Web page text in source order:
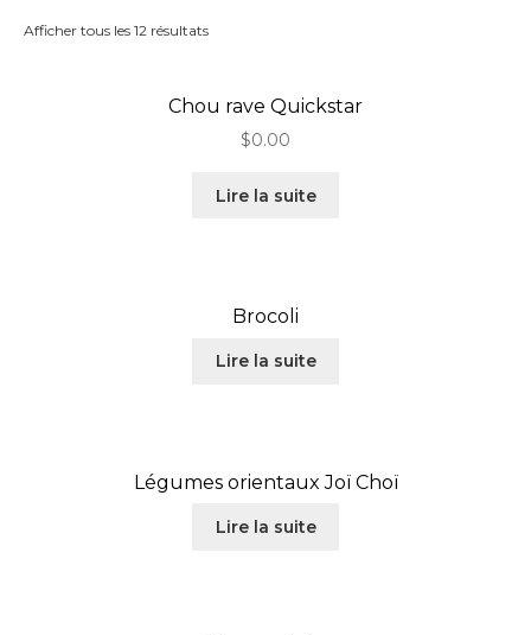
Afficher tous les 12 résultats
Chou rave Quickstar
$0.00
Lire la suite
Brocoli
Lire la suite
Légumes orientaux Joï Choï
Lire la suite